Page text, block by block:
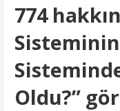
774
Oldu?”